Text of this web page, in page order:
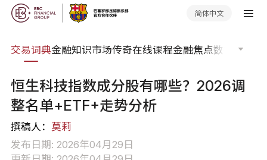
简体中文
交易词典金融知识市场传奇在线课程金融焦点数据报告
恒生科技指数成分股有哪些？2026调
整名单+ETF+走势分析
撰稿人： 莫莉
发布日期: 2026年04月29日